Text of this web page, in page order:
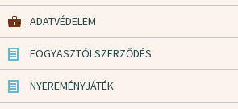
ADATVÉDELEM
FOGYASZTÓI SZERZŐDÉS
NYEREMÉNYJÁTÉK